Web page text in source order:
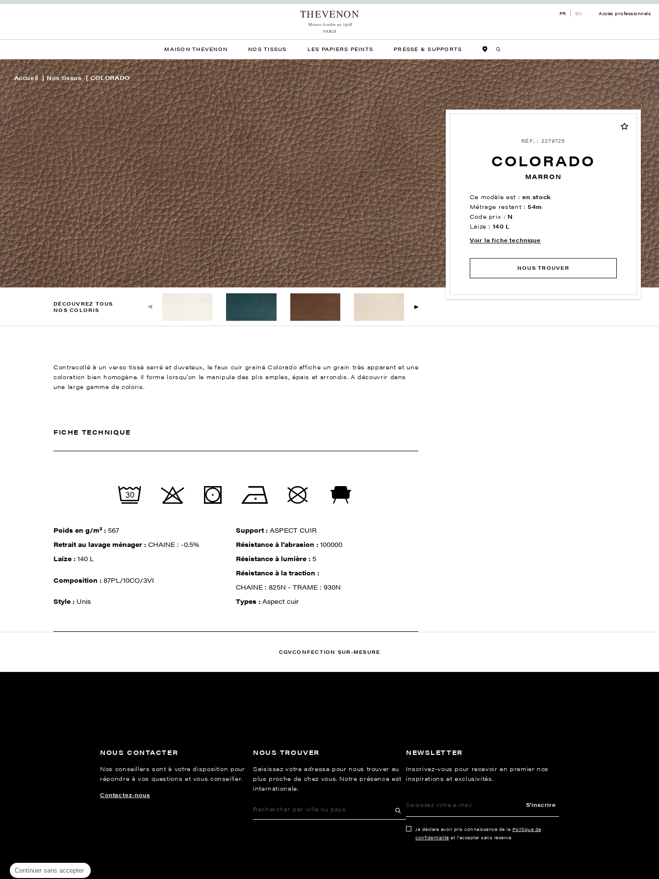
FR EN Accès professionnels
MAISON THEVENON NOS TISSUS LES PAPIERS PEINTS PRESSE & SUPPORTS
Accueil Nos tissus COLORADO
RÉF. : 2279725
COLORADO
MARRON
Ce modèle est : en stock
Métrage restant :54m
Code prix : N
Laize : 140 L
Voir la fiche technique
NOUS TROUVER
DÉCOUVREZ TOUS
NOS COLORIS
Contrecollé à un verso tissé serré et duveteux, le faux cuir grainé Colorado affiche un grain très apparent et une
coloration bien homogène. Il forme lorsqu’on le manipule des plis amples, épais et arrondis. A découvrir dans
une large gamme de coloris.
FICHE TECHNIQUE
Poids en g/m² : 567 Support :ASPECT CUIR
Retrait au lavage ménager :CHAINE : -0.5% Résistance à l‘abrasion :100000
Laize :140 L Résistance à lumière : 5
Composition :87PL/10CO/3VI
Résistance à la traction :
CHAINE : 825N - TRAME : 930N
Style : Unis Types :Aspect cuir
CGVCONFECTION SUR-MESURE
NOUS CONTACTER
Nos conseillers sont à votre disposition pour
répondre à vos questions et vous conseiller.
Contactez-nous
NOUS TROUVER
Saisissez votre adresse pour nous trouver au
plus proche de chez vous. Notre présence est
internationale.
NEWSLETTER
Inscrivez-vous pour recevoir en premier nos
inspirations et exclusivités.
S'inscrire
Je déclare avoir pris connaissance de la Politique de
confidentialité et l’accepter sans réserve.
Continuer sans accepter